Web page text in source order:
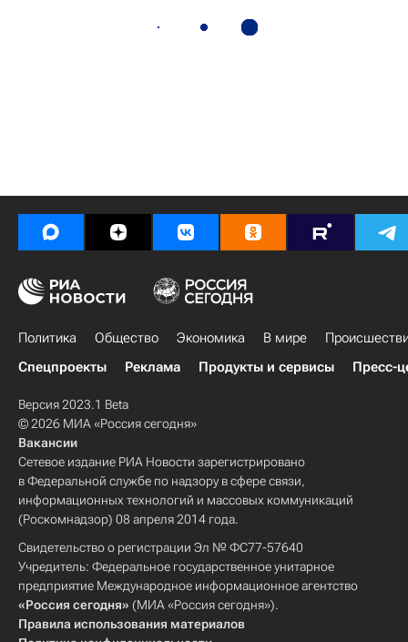
Политика Общество Экономика В мире
Спецпроекты
Реклама Продукты и сервисы Пресс-
Версия 2023.1 Beta
© 2026 МИА «Россия сегодня»
Вакансии
Сетевое издание РИА Новости зарегистрировано
в Федеральной службе по надзору в сфере связи,
информационных технологий и массовых коммуникаций
(Роскомнадзор) 08 апреля 2014 года.
Свидетельство о регистрации Эл № ФС77-57640
Учредитель: Федеральное государственное унитарное
предприятие Международное информационное агентство
«Россия сегодня» (МИА «Россия сегодня»).
Правила использования материалов